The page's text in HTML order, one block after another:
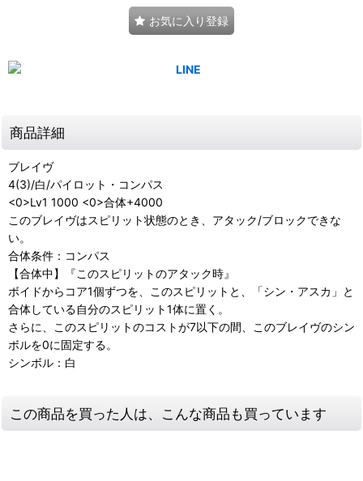
お気に入り登録
商品詳細
ブレイヴ
4(3)/白/パイロット・コンパス
<0>Lv1 1000 <0>合体+4000
このブレイヴはスピリット状態のとき、アタック/ブロックできな
い。
合体条件：コンパス
【合体中】『このスピリットのアタック時』
ボイドからコア1個ずつを、このスピリットと、「シン・アスカ」と
合体している自分のスピリット1体に置く。
さらに、このスピリットのコストが7以下の間、このブレイヴのシン
ボルを0に固定する。
シンボル：白
この商品を買った人は、こんな商品も買っています